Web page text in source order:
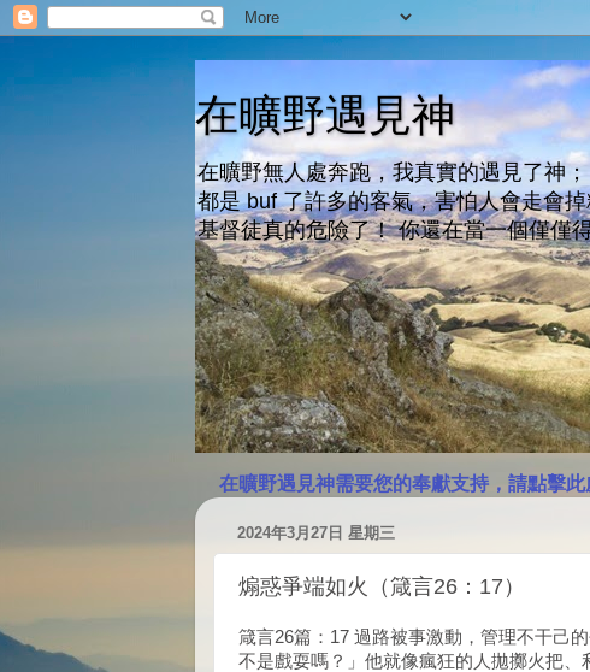
在曠野遇見神
在曠野無人處奔跑，我真實的遇見了神
都是 buf 了許多的客氣，害怕人會走會
基督徒真的危險了！ 你還在當一個僅僅
在曠野遇見神需要您的奉獻支持，請點擊
2024年3月27日 星期三
煽惑爭端如火（箴言26：17）
箴言26篇：17 過路被事激動，管理不干己
不是戲耍嗎？」他就像瘋狂的人拋擲火把